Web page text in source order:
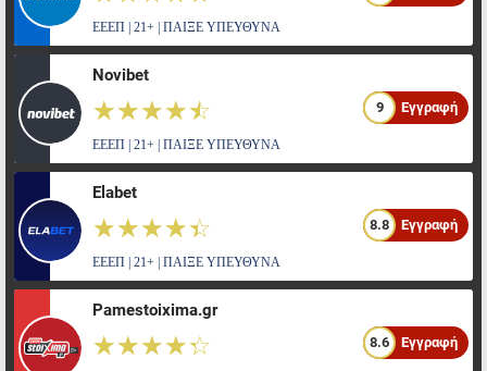
ΕΕΕΠ | 21+ | ΠΑΙΞΕ ΥΠΕΥΘΥΝΑ
Novibet
☆☆☆☆☆
★★★★★ 9 Εγγραφή
ΕΕΕΠ | 21+ | ΠΑΙΞΕ ΥΠΕΥΘΥΝΑ
Elabet
☆☆☆☆☆
★★★★★ 8.8 Εγγραφή
ΕΕΕΠ | 21+ | ΠΑΙΞΕ ΥΠΕΥΘΥΝΑ
Pamestoixima.gr
☆☆☆☆☆
★★★★★ 8.6 Εγγραφή